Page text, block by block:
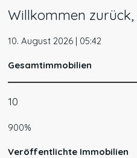
Willkommen zurück,
10. August 2026 | 05:42
Gesamtimmobilien
10
900%
Veröffentlichte Immobilien